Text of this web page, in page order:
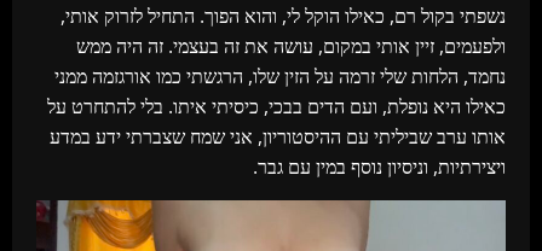
נשפתי בקול רם, כאילו הוקל לי, והוא הפוך. התחיל לזרוק אותי,
ולפעמים, זיין אותי במקום, עושה את זה בעצמי. זה היה ממש
נחמד, הלחות שלי זרמה על הזין שלו, הרגשתי כמו אורגזמה ממני
כאילו היא נופלת, ועם הדים בבכי, כיסיתי איתו. בלי להתחרט על
אותו ערב שביליתי עם ההיסטוריון, אני שמח שצברתי ידע במדע
ויצירתיות, וניסיון נוסף במין עם גבר.